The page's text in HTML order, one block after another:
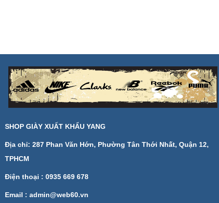
SHOP GIÀY XUẤT KHẨU YANG
Địa chỉ: 287 Phan Văn Hớn, Phường Tân Thới Nhất, Quận 12,
TPHCM
Điện thoại : 0935 669 678
Email : admin@web60.vn